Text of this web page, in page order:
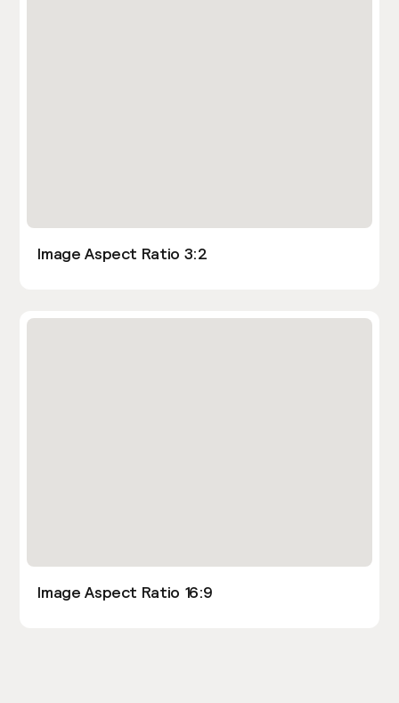
Image Aspect Ratio 3:2
Image Aspect Ratio 16:9